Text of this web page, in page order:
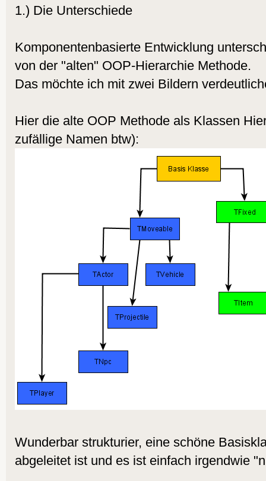
1.) Die Unterschiede
Komponentenbasierte Entwicklung
von der "alten" OOP-Hierarchie Methode.
Das möchte ich mit zwei Bildern
Hier die alte OOP Methode als Klassen
zufällige Namen btw):
Wunderbar strukturier, eine schöne
abgeleitet ist und es ist einfach irgendwie